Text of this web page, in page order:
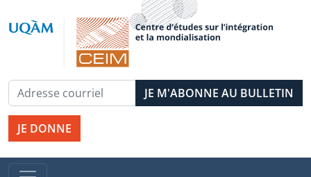
JE DONNE